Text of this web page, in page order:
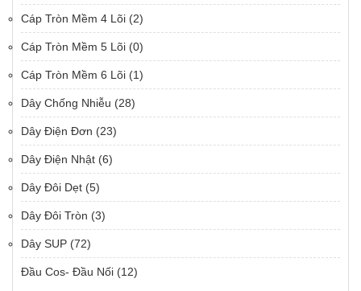
Cáp Tròn Mềm 4 Lõi (2)
Cáp Tròn Mềm 5 Lõi (0)
Cáp Tròn Mềm 6 Lõi (1)
Dây Chống Nhiễu (28)
Dây Điện Đơn (23)
Dây Điện Nhật (6)
Dây Đôi Dẹt (5)
Dây Đôi Tròn (3)
Dây SUP (72)
Đầu Cos- Đầu Nối (12)